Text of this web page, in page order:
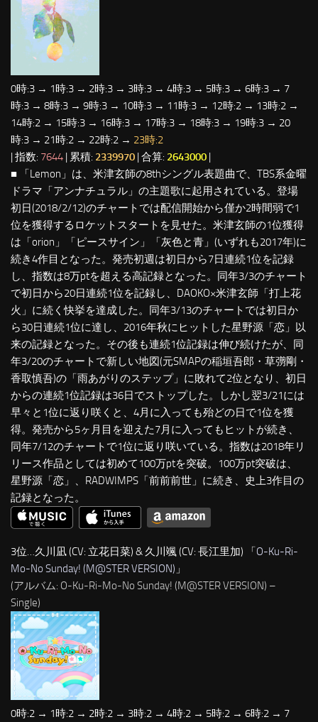
0時:3 → 1時:3 → 2時:3 → 3時:3 → 4時:3 → 5時:3 → 6時:3 → 7
時:3 → 8時:3 → 9時:3 → 10時:3 → 11時:3 → 12時:2 → 13時:2 →
14時:2 → 15時:3 → 16時:3 → 17時:3 → 18時:3 → 19時:3 → 20
時:3 → 21時:2 → 22時:2 → 23時:2
| 指数: 7644 | 累積: 2339970 | 合算: 2643000 |
■ 「Lemon」は、米津玄師の8thシングル表題曲で、TBS系金曜
ドラマ「アンナチュラル」の主題歌に起用されている。登場
初日(2018/2/12)のチャートでは配信開始から僅か2時間弱で1
位を獲得するロケットスタートを見せた。米津玄師の1位獲得
は「orion」「ピースサイン」「灰色と青」(いずれも2017年)に
続き4作目となった。発売初週は初日から7日連続1位を記録
し、指数は8万ptを超える高記録となった。同年3/3のチャート
で初日から20日連続1位を記録し、DAOKO×米津玄師「打上花
火」に続く快挙を達成した。同年3/13のチャートでは初日か
ら30日連続1位に達し、2016年秋にヒットした星野源「恋」以
来の記録となった。その後も連続1位記録は伸び続けたが、同
年3/20のチャートで新しい地図(元SMAPの稲垣吾郎・草彅剛・
香取慎吾)の「雨あがりのステップ」に敗れて2位となり、初日
からの連続1位記録は36日でストップした。しかし翌3/21には
早々と1位に返り咲くと、4月に入っても殆どの日で1位を獲
得。発売から5ヶ月目を迎えた7月に入ってもヒットが続き、
同年7/12のチャートで1位に返り咲いている。指数は2018年リ
リース作品としては初めて100万ptを突破。100万pt突破は、
星野源「恋」、RADWIMPS「前前前世」に続き、史上3作目の
記録となった。
3位…久川凪 (CV: 立花日菜) & 久川颯 (CV: 長江里加) 「 O-Ku-Ri-
Mo-No Sunday! (M@STER VERSION) 」
(アルバム: O-Ku-Ri-Mo-No Sunday! (M@STER VERSION) –
Single)
0時:2 → 1時:2 → 2時:2 → 3時:2 → 4時:2 → 5時:2 → 6時:2 → 7